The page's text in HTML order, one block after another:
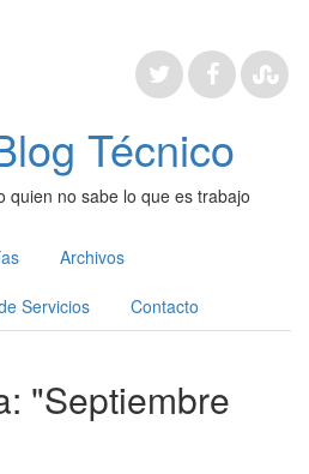
Técnico
quien no sabe lo que es trabajo
Archivos
Servicios Contacto
"Septiembre